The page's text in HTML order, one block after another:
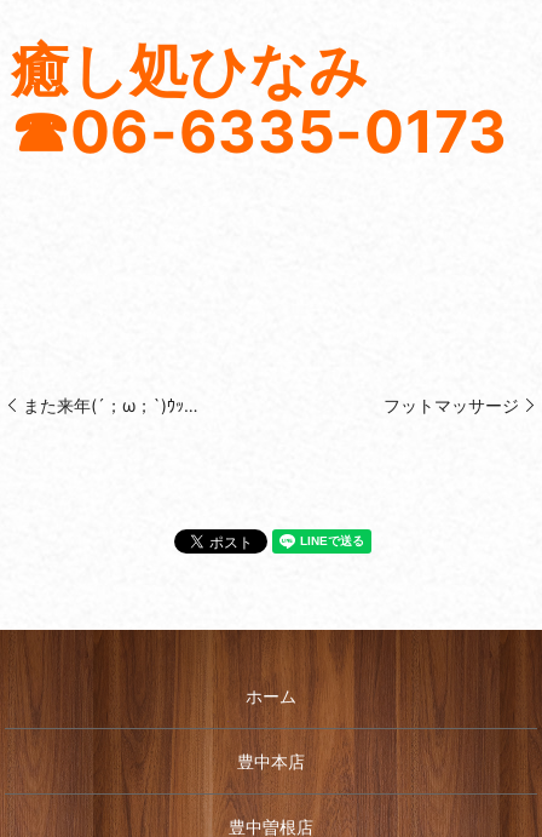
癒し処ひなみ
☎06-6335-0173
また来年(´；ω；`)ｳｯ… フットマッサージ
ホーム
豊中本店
豊中曽根店